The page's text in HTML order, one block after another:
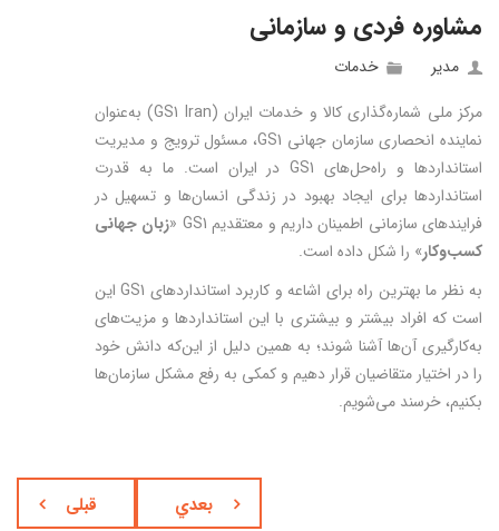
مشاوره فردی و سازمانی
مدیر
خدمات
مرکز ملی شماره‌گذاری کالا و خدمات ایران (GS1 Iran) به‌عنوان
نماینده انحصاری سازمان جهانی GS1، مسئول ترویج و مدیریت
استانداردها و راه‌حل‌های GS1 در ایران است. ما به قدرت
استانداردها برای ایجاد بهبود در زندگی انسان‌ها و تسهیل در
فرایندهای سازمانی اطمینان داریم و معتقدیم GS1 «
زبان جهانی
کسب‌وکار» را شکل داده است.
به نظر ما بهترین راه برای اشاعه و کاربرد استانداردهای GS1 این
است که افراد بیشتر و بیشتری با این استانداردها و مزیت‌های
به‌کارگیری آن‌ها آشنا شوند؛ به همین دلیل از این‌که دانش خود
را در اختیار متقاضیان قرار دهیم و کمکی به رفع مشکل سازمان‌ها
بکنیم،‌ خرسند می‌شویم.
قبلی بعدي